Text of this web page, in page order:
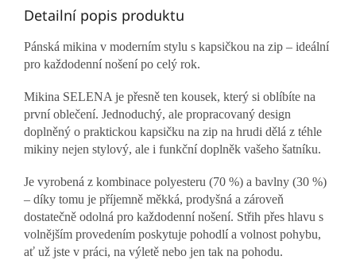
Detailní popis produktu
Pánská mikina v moderním stylu s kapsičkou na zip – ideální
pro každodenní nošení po celý rok.
Mikina SELENA je přesně ten kousek, který si oblíbíte na
první oblečení. Jednoduchý, ale propracovaný design
doplněný o praktickou kapsičku na zip na hrudi dělá z téhle
mikiny nejen stylový, ale i funkční doplněk vašeho šatníku.
Je vyrobená z kombinace polyesteru (70 %) a bavlny (30 %)
– díky tomu je příjemně měkká, prodyšná a zároveň
dostatečně odolná pro každodenní nošení. Střih přes hlavu s
volnějším provedením poskytuje pohodlí a volnost pohybu,
ať už jste v práci, na výletě nebo jen tak na pohodu.